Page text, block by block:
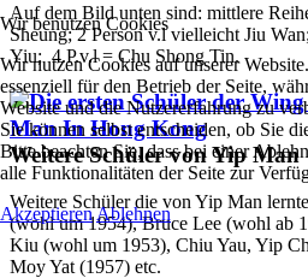
Auf dem Bild unten sind: mittlere
Sheung; 2 Person v.l vielleicht Jiu
Yiu; 4.P.v.l = Chu Shong Tin.
Weitere Schüler von Yip Man
Weitere Schüler die von Yip Man
(wohl um 1954), Bruce Lee (wohl ab
Kiu (wohl um 1953), Chiu Yau, Yip
Moy Yat (1957) etc.
Wir benutzen Cookies
Wir nutzen Cookies auf unserer
essenziell für den Betrieb der Seite,
Website und die Nutzererfahrung zu
Sie können selbst entscheiden, ob Sie
Bitte beachten Sie, dass bei einer
alle Funktionalitäten der Seite zur
AkzeptierenAblehnen